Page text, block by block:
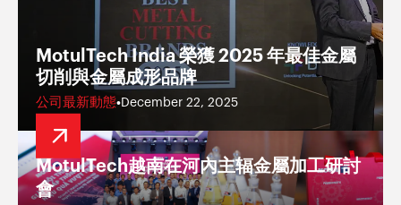
MotulTech India 榮獲 2025 年最佳金屬
切削與金屬成形品牌
公司最新動態•December 22, 2025
MotulTech越南在河內主辐金屬加工研討
會